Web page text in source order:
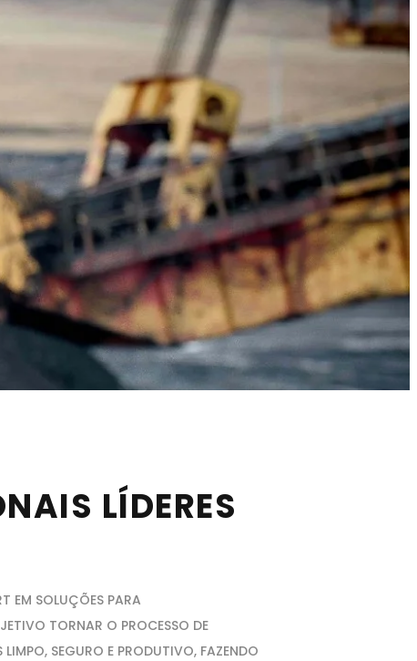
+55 31 3627-3642
SOLICITAR
LÍDERES
EM SOLUÇÕES PARA
TORNAR O PROCESSO DE
SEGURO E PRODUTIVO, FAZENDO